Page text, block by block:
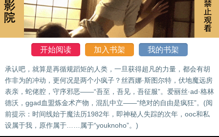
开始阅读 加入书架 我的书架
承认吧，就算是再循规蹈矩的人类，一旦获得超凡的力量，都会有胡
作非为的冲动，更何况是两个小疯子？丝西娜·斯图尔特，伏地魔远房
表亲，蛇佬腔，守序邪恶——“吾至，吾见，吾征服”。爱丽丝·ad·格林
德沃，ggad血盟炼金术产物，混乱中立——“绝对的自由是疯狂”。(阅
前提示：时间线始于魔法历1982年，即神秘人失踪的次年，ooc和私
设属于我，原作属于……属于“youknoho”。)